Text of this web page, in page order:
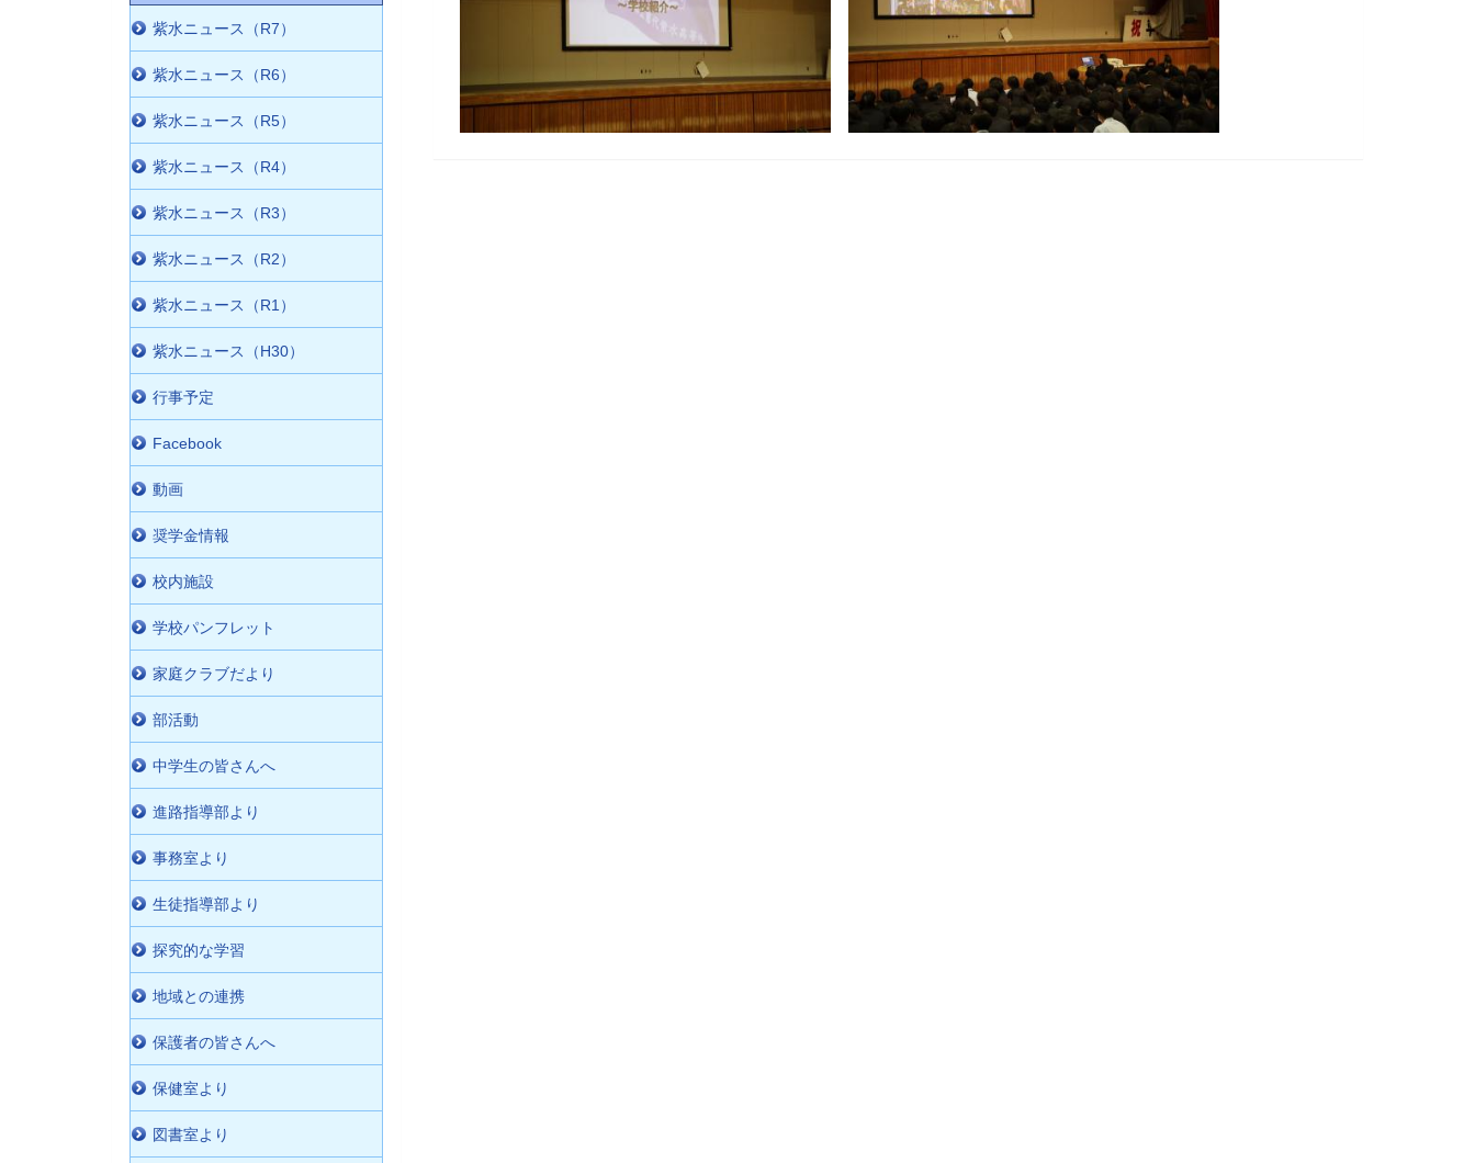
紫水ニュース（R7）
紫水ニュース（R6）
紫水ニュース（R5）
紫水ニュース（R4）
紫水ニュース（R3）
紫水ニュース（R2）
紫水ニュース（R1）
紫水ニュース（H30）
行事予定
Facebook
動画
奨学金情報
校内施設
学校パンフレット
家庭クラブだより
部活動
中学生の皆さんへ
進路指導部より
事務室より
生徒指導部より
探究的な学習
地域との連携
保護者の皆さんへ
保健室より
図書室より